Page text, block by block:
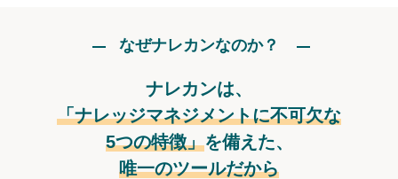
なぜナレカンなのか？
ナレカンは、
「ナレッジマネジメントに不可欠な
5つの特徴」を備えた、
唯一のツールだから